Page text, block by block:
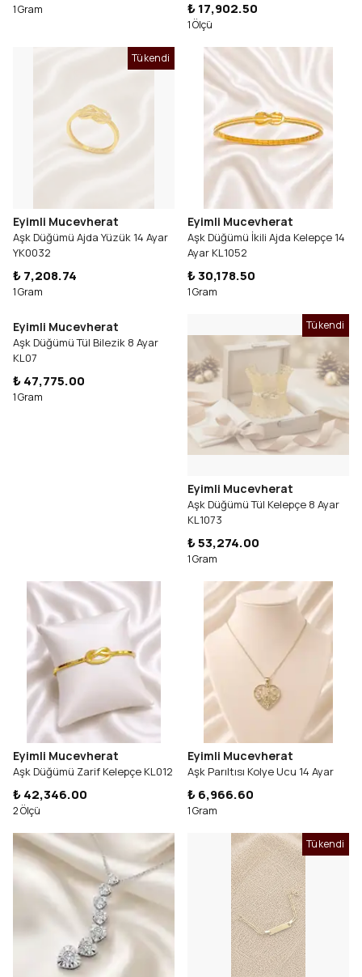
1 Gram ₺ 17,902.50
1 Ölçü
Tükendi
Eyimli Mucevherat
Aşk Düğümü Ajda Yüzük 14 Ayar
YK0032
₺ 7,208.74
1 Gram
Eyimli Mucevherat
Aşk Düğümü İkili Ajda Kelepçe 14
Ayar KL1052
₺ 30,178.50
1 Gram
Eyimli Mucevherat
Aşk Düğümü Tül Bilezik 8 Ayar
KL07
₺ 47,775.00
1 Gram
Tükendi
Eyimli Mucevherat
Aşk Düğümü Tül Kelepçe 8 Ayar
KL1073
₺ 53,274.00
1 Gram
Eyimli Mucevherat
Aşk Düğümü Zarif Kelepçe KL012
₺ 42,346.00
2 Ölçü
Eyimli Mucevherat
Aşk Parıltısı Kolye Ucu 14 Ayar
₺ 6,966.60
1 Gram
Tükendi